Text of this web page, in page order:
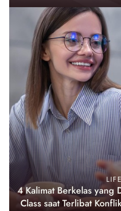
LIFE
4 Kalimat Berkelas yang
Class saat Terlibat